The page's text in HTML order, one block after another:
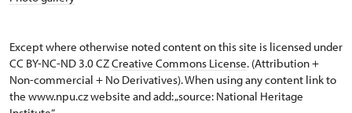
Except where otherwise noted content on this site is licensed under
CC BY-NC-ND 3.0 CZCreative Commons License. (Attribution +
Non-commercial + No Derivatives). When using any content link to
the www.npu.cz website and add: „source: National Heritage